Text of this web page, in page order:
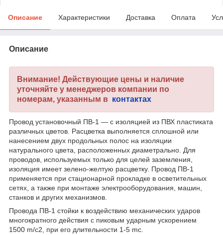
Описание Характеристики Доставка Оплата
Описание
Внимание! Действующие цены и наличие
уточняйте у менеджеров компании по
номерам, указанным в контактах
Провод установочный ПВ-1 — с изоляцией из ПВХ пластиката
различных цветов. Расцветка выполняется сплошной или
нанесением двух продольных полос на изоляции
натурального цвета, расположенных диаметрально. Для
проводов, используемых только для целей заземления,
изоляция имеет зелено-желтую расцветку. Провод ПВ-1
применяется при стационарной прокладке в осветительных
сетях, а также при монтаже электрооборудования, машин,
станков и других механизмов.
Провода ПВ-1 стойки к воздействию механических ударов
многократного действия c пиковым ударным ускорением
1500 m/c2, при его длительности 1-5 mc.